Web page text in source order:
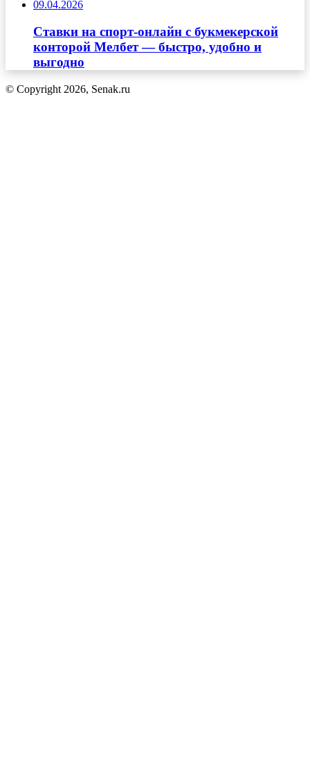
09.04.2026
Ставки на спорт-онлайн с букмекерской
конторой Мелбет — быстро, удобно и
выгодно
© Copyright 2026, Senak.ru